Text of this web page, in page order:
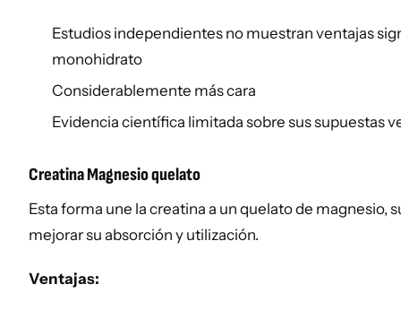
Estudios independientes no muestran ventajas
monohidrato
Considerablemente más cara
Evidencia científica limitada sobre sus supuestas
Creatina Magnesio quelato
Esta forma une la creatina a un quelato de magnesio,
mejorar su absorción y utilización.
Ventajas: